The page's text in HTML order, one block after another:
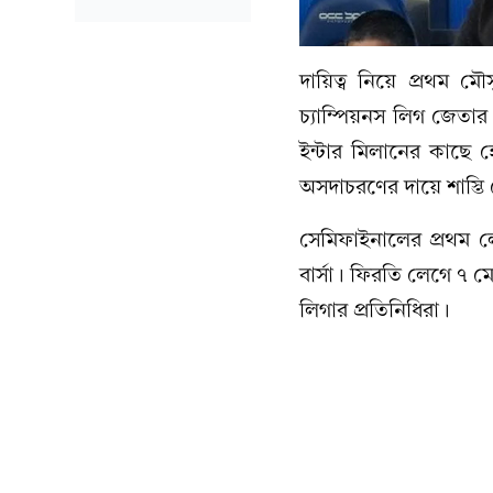
দায়িত্ব নিয়ে প্রথম
চ্যাম্পিয়নস লিগ
ইন্টার মিলানের কাছে
অসদাচরণের দায়ে
সেমিফাইনালের প্রথম
বার্সা। ফিরতি লেগে ৭
লিগার প্রতিনিধিরা।